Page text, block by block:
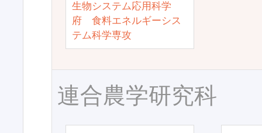
生物システム応用科学
府 食料エネルギーシス
テム科学専攻
連合農学研究科